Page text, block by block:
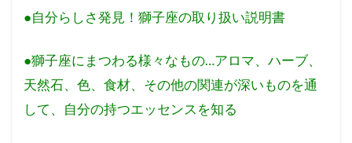
●自分らしさ発見！獅子座の取り扱い説明書
●獅子座にまつわる様々なもの…アロマ、ハーブ、
天然石、 色、食材、その他の関連が深いものを通
して、自分の持つエッセンスを知る